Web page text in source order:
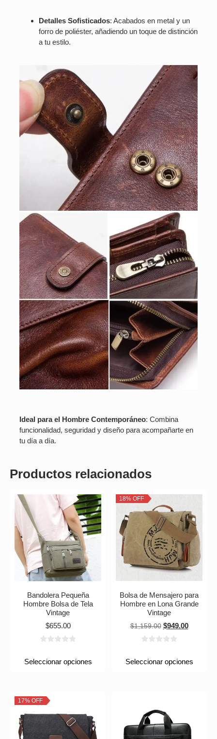
Detalles Sofisticados: Acabados en metal y un
forro de poliéster, añadiendo un toque de distinción
a tu estilo.
Ideal para el Hombre Contemporáneo: Combina
funcionalidad, seguridad y diseño para acompañarte en
tu día a día.
Productos relacionados
Bandolera Pequeña
Hombre Bolsa de Tela
Vintage
$655.00
Seleccionar opciones
18% OFF
Bolsa de Mensajero para
Hombre en Lona Grande
Vintage
$1,159.00 $949.00
Seleccionar opciones
17% OFF